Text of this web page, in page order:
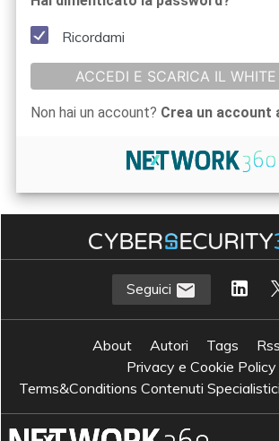
Ricordami
ACCEDI E SCARICA IL WHITE
Non hai un account? Crea un account
Seguici
About Autori Tags
Privacy e Cookie Policy
Terms&Conditions Contenuti Specialistici